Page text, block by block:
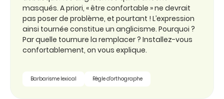
masqués. A priori, « être confortable » ne devrait
pas poser de problème, et pourtant ! L’expression
ainsi tournée constitue un anglicisme. Pourquoi ?
Par quelle tournure la remplacer ? Installez-vous
confortablement, on vous explique.
Barbarisme lexical Règle d'orthographe